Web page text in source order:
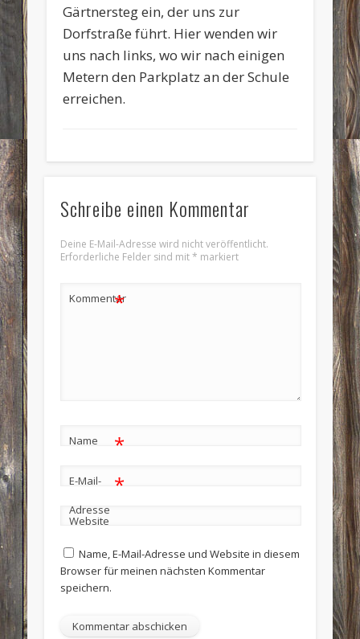
Gärtnersteg ein, der uns zur
Dorfstraße führt. Hier wenden wir
uns nach links, wo wir nach einigen
Metern den Parkplatz an der Schule
erreichen.
Schreibe einen Kommentar
Deine E-Mail-Adresse wird nicht veröffentlicht.
Erforderliche Felder sind mit* markiert
Kommentar
*
Name *
E-Mail-
Adresse
*
Website
Name, E-Mail-Adresse und Website in diesem
Browser für meinen nächsten Kommentar
speichern.